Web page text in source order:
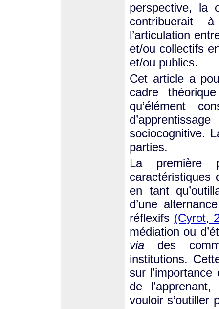
perspective, la
contribuerait
l’articulation
et/ou collectifs
et/ou publics.
Cet article a
cadre
qu’élément
sociocognitive.
parties.
La première
caractéristiques
en tant
d’une
réflexifs (Cyrot,
médiation ou
via des
institutions.
sur
de
vouloir s’outiller